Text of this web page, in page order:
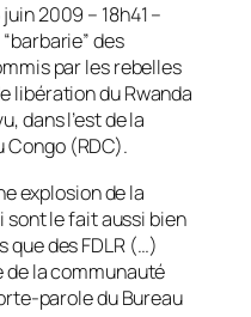
2009 – 18h41 –
des
par les rebelles
libération du Rwanda
dans l’est de la
Congo (RDC).
explosion de la
sont le fait aussi bien
des FDLR (…)
de la communauté
parole du Bureau